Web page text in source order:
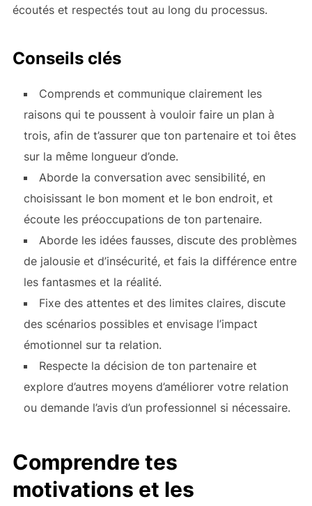
écoutés et respectés tout au long du processus.
Conseils clés
Comprends et communique clairement les
raisons qui te poussent à vouloir faire un plan à
trois, afin de t’assurer que ton partenaire et toi êtes
sur la même longueur d’onde.
Aborde la conversation avec sensibilité, en
choisissant le bon moment et le bon endroit, et
écoute les préoccupations de ton partenaire.
Aborde les idées fausses, discute des problèmes
de jalousie et d’insécurité, et fais la différence entre
les fantasmes et la réalité.
Fixe des attentes et des limites claires, discute
des scénarios possibles et envisage l’impact
émotionnel sur ta relation.
Respecte la décision de ton partenaire et
explore d’autres moyens d’améliorer votre relation
ou demande l’avis d’un professionnel si nécessaire.
Comprendre tes
motivations et les